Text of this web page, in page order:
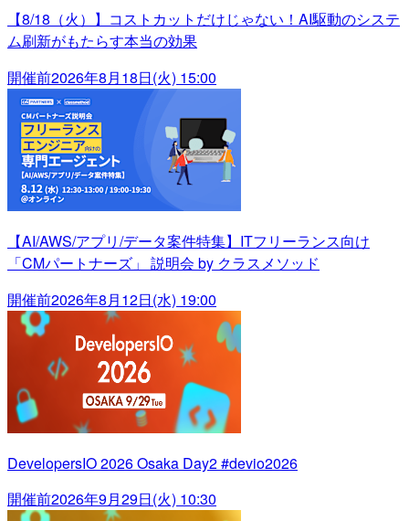
【8/18（火）】コストカットだけじゃない！AI駆動のシステ
ム刷新がもたらす本当の効果
開催前2026年8月18日(火) 15:00
【AI/AWS/アプリ/データ案件特集】ITフリーランス向け
「CMパートナーズ」 説明会 by クラスメソッド
開催前2026年8月12日(水) 19:00
DevelopersIO 2026 Osaka Day2 #devio2026
開催前2026年9月29日(火) 10:30